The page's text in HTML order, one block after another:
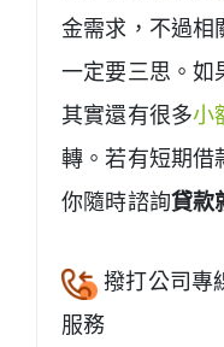
金需求，不過相
一定要三思。如
其實還有很多小
轉。若有短期借
你隨時諮詢貸款
撥打公司專
服務